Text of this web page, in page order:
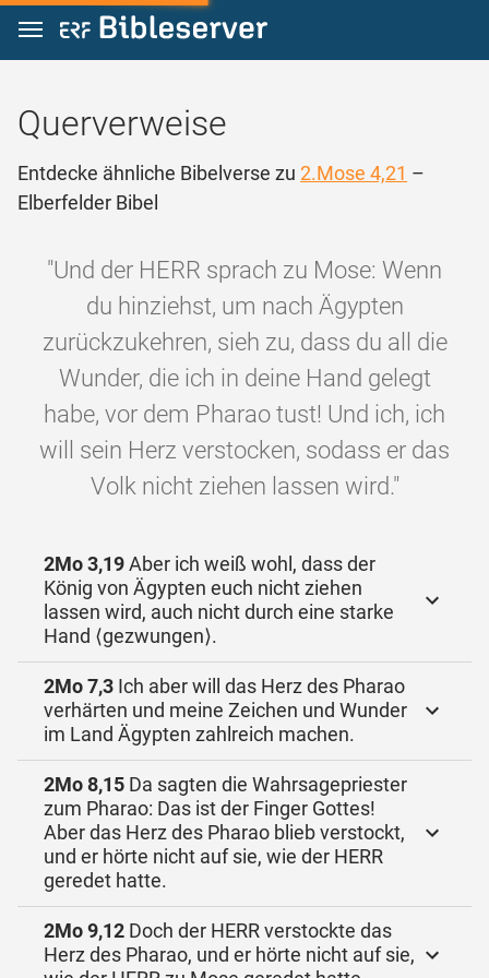
Zum Inhalt springen
Querverweise
Entdecke ähnliche Bibelverse zu 2.Mose 4,21 –
Elberfelder Bibel
"Und der HERR sprach zu Mose: Wenn
du hinziehst, um nach Ägypten
zurückzukehren, sieh zu, dass du all die
Wunder, die ich in deine Hand gelegt
habe, vor dem Pharao tust! Und ich, ich
will sein Herz verstocken, sodass er das
Volk nicht ziehen lassen wird."
2Mo 3,19Aber ich weiß wohl, dass der
König von Ägypten euch nicht ziehen
lassen wird, auch nicht durch eine starke
Hand ⟨gezwungen⟩.
2Mo 7,3 Ich aber will das Herz des Pharao
verhärten und meine Zeichen und Wunder
im Land Ägypten zahlreich machen.
2Mo 8,15 Da sagten die Wahrsagepriester
zum Pharao: Das ist der Finger Gottes!
Aber das Herz des Pharao blieb verstockt,
und er hörte nicht auf sie, wie der HERR
geredet hatte.
2Mo 9,12 Doch der HERR verstockte das
Herz des Pharao, und er hörte nicht auf sie,